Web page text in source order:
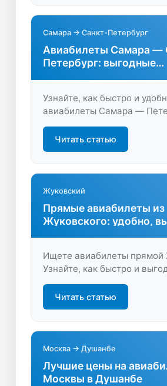
Самара → Санкт-Петербург
Авиабилеты Самара —
Петербург: выгодные
Узнайте, как быстро и
авиабилеты Самара —
цены, выбирайте лучшие
планируйте путешествие с
Читать статью
Жуковский
Прямые авиабилеты из
Жуковского: удобно,
Ищете авиабилеты прямой
Узнайте, как быстро и
билеты без пересадок,
время и деньги. Находите
предложения и летите с
Читать статью
Москва → Душанбе
Лучшие цены на
Москвы в Душанбе